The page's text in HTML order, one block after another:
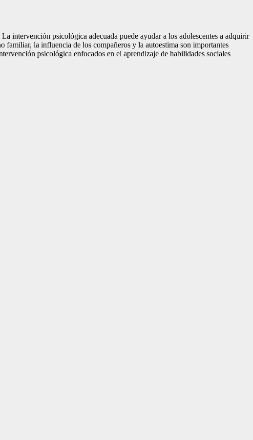
intervención psicológica adecuada puede ayudar a los adolescentes a adquirir
familiar, la influencia de los compañeros y la autoestima son importantes
psicológica enfocados en el aprendizaje de habilidades sociales